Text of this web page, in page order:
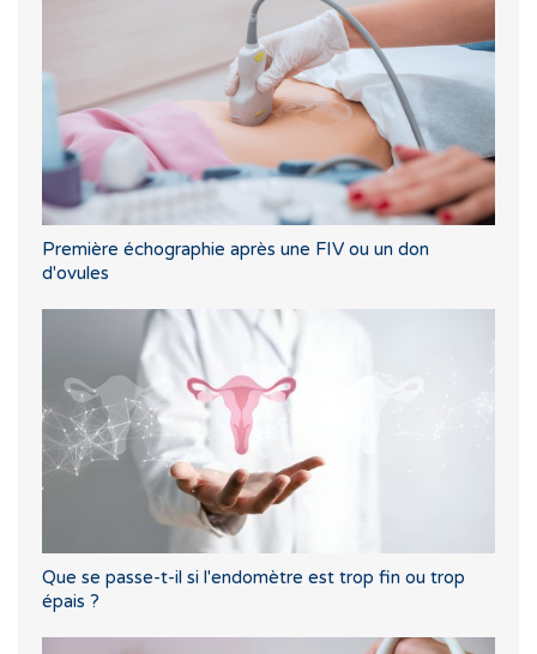
Première échographie après une FIV ou un don
d'ovules
Que se passe-t-il si l'endomètre est trop fin ou trop
épais ?